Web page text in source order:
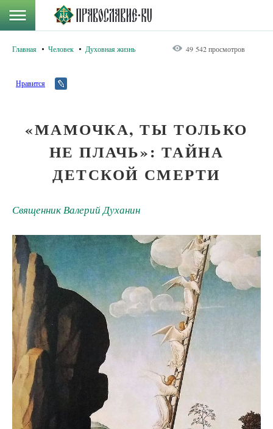
Главная Человек Духовная жизнь 49 542 просмотров
Нравится
«МАМОЧКА, ТЫ ТОЛЬКО
НЕ ПЛАЧЬ»: ТАЙНА
ДЕТСКОЙ СМЕРТИ
Священник Валерий Духанин